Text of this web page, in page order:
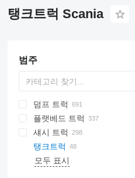
탱크트럭 Scania
범주
덤프 트럭
플랫베드 트럭
섀시 트럭
탱크트럭
모두 표시